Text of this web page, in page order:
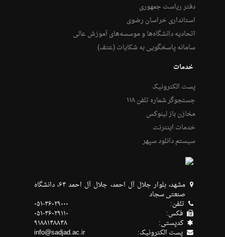
دفتر ریاست جمهوری
استانداری خراسان رضوی
اتحادیه دانشگاه‌ها و موسسه‌های آموزش عالی
سامانه پاسخگویی به شکایات (عتف)
خدمات
پست الکترونیک
جستجوگر شماره تلفن ۱۱۸
مخازن باز لینوکس
خدمات اینترنت
سیستم دانلود سپهر
مشهد، بلوار جلال آل احمد، جلال آل احمد ۶۴، دانشگاه
صنعتی سجاد
تلفن: ۰۵۱-۳۶۰۲۹۰۰۰
فکس: ۰۵۱-۳۶۰۲۹۱۱۰
كدپستی: ۹۱۸۸۱۴۸۸۴۸
پست الکترونیک: info@sadjad.ac.ir